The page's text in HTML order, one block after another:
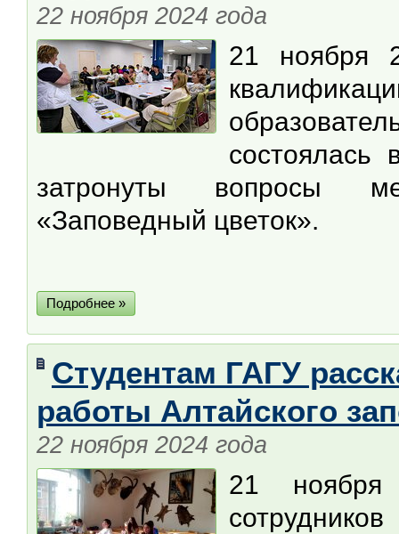
22 ноября 2024 года
21 ноября
состоялась
затронуты вопросы
«Заповедный цветок».
Подробнее »
Студентам ГАГУ
работы Алтайского
22 ноября 2024 года
21 ноября